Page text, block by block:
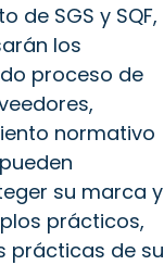
de SGS y SQF,
los
proceso de
normativo
su marca y
prácticos,
prácticas de su